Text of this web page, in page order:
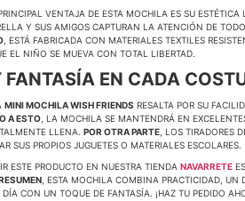
VENTAJA DE ESTA MOCHILA ES SU
Y SUS AMIGOS CAPTURAN LA ATENCIÓN DE
, ESTÁ FABRICADA CON MATERIALES TEXTILES
EL NIÑO SE MUEVA CON TOTAL LIBERTAD.
EN CADA
MINI MOCHILA WISH FRIENDS RESALTA POR SU
A ESTO , LA MOCHILA SE MANTENDRÁ EN
LLENA. POR OTRA PARTE , LOS TIRADORES
SUS PROPIOS JUGUETES O MATERIALES ESCOLARES.
ESTE PRODUCTO EN NUESTRA TIENDA NAVARRETE
, ESTA MOCHILA COMBINA PRACTICIDAD,
CON UN TOQUE DE FANTASÍA. ¡HAZ TU PEDIDO